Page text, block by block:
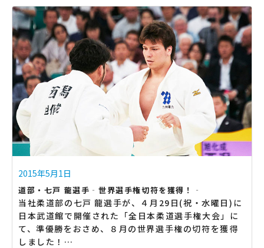
2015年5月1日
道部・七戸 龍選手‐世界選手権切符を獲得！‐
当社柔道部の七戸 龍選手が、４月29日(祝・水曜日)に
日本武道館で開催された「全日本柔道選手権大会」に
て、準優勝をおさめ、８月の世界選手権の切符を獲得
しました！…